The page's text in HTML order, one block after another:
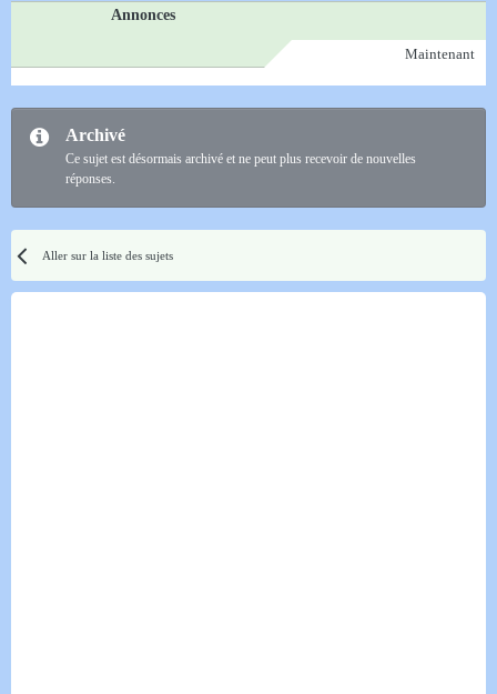
Annonces
Maintenant
Archivé
Ce sujet est désormais archivé et ne peut plus recevoir de nouvelles
réponses.
Aller sur la liste des sujets